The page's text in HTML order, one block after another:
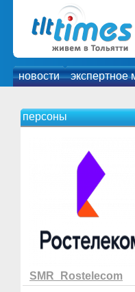
новости экспертное
персоны
SMR_Rostelecom